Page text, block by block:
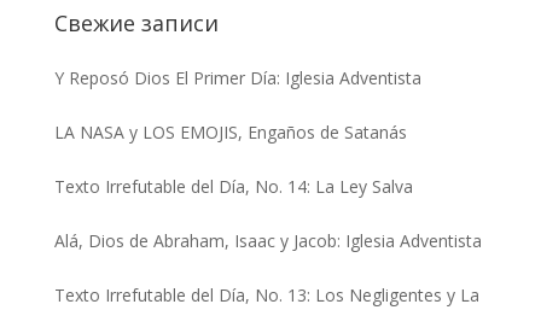
Свежие записи
Y Reposó Dios El Primer Día: Iglesia Adventista
LA NASA y LOS EMOJIS, Engaños de Satanás
Texto Irrefutable del Día, No. 14: La Ley Salva
Alá, Dios de Abraham, Isaac y Jacob: Iglesia Adventista
Texto Irrefutable del Día, No. 13: Los Negligentes y La